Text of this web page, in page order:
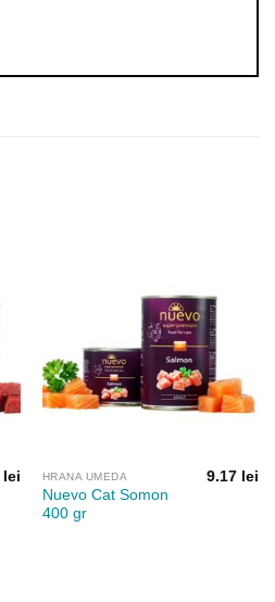
lei HRANA UMEDA
Nuevo Cat Somon
400 gr
9.17 lei